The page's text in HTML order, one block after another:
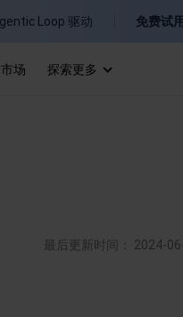
Loop 驱动 免费试用
场
探索更多
最后更新时间： 2024-